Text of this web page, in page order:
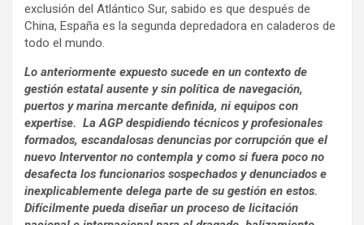
exclusión del Atlántico Sur, sabido es que después de
China, España es la segunda depredadora en caladeros de
todo el mundo.
Lo anteriormente expuesto sucede en un contexto de
gestión estatal ausente y sin política de navegación,
puertos y marina mercante definida, ni equipos con
expertise. La AGP despidiendo técnicos y profesionales
formados, escandalosas denuncias por corrupción que el
nuevo Interventor no contempla y como si fuera poco no
desafecta los funcionarios sospechados y denunciados e
inexplicablemente delega parte de su gestión en estos.
Difícilmente pueda diseñar un proceso de licitación